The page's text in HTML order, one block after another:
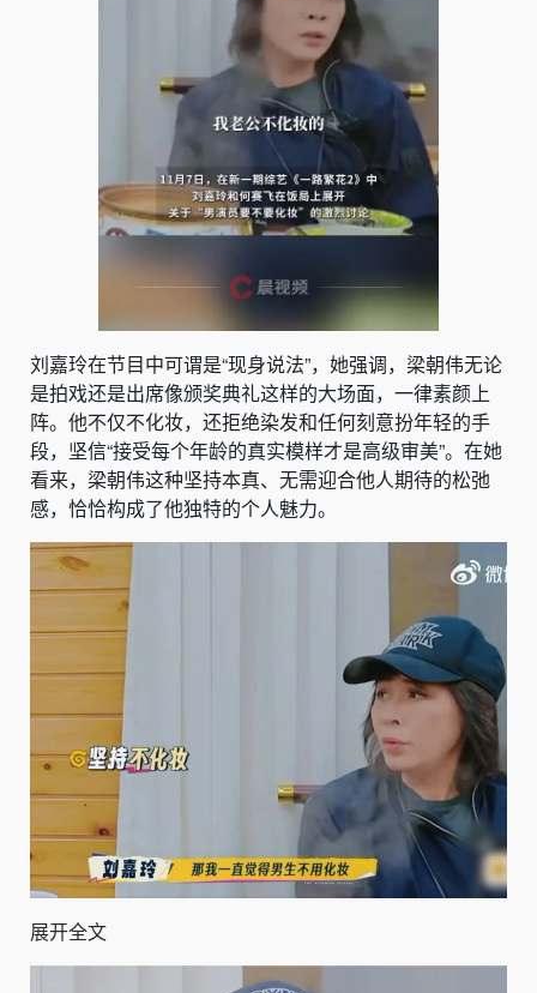
刘嘉玲在节目中可谓是“现身说法”，她强调，梁朝伟无论
是拍戏还是出席像颁奖典礼这样的大场面，一律素颜上
阵。他不仅不化妆，还拒绝染发和任何刻意扮年轻的手
段，坚信“接受每个年龄的真实模样才是高级审美”。在她
看来，梁朝伟这种坚持本真、无需迎合他人期待的松弛
感，恰恰构成了他独特的个人魅力。
展开全文